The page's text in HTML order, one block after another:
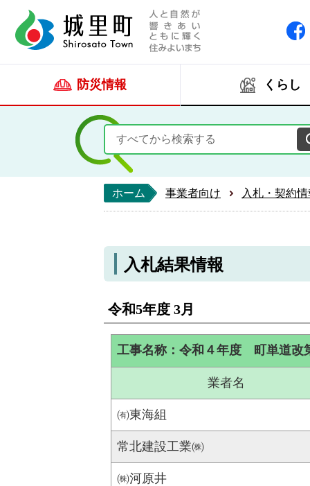
防災情報 くらし
ホーム 事業者向け 入札・契約
入札結果情報
令和5年度 3月
工事名称：令和４年度 町単道
業者名
㈲東海組
常北建設工業㈱
㈱河原井